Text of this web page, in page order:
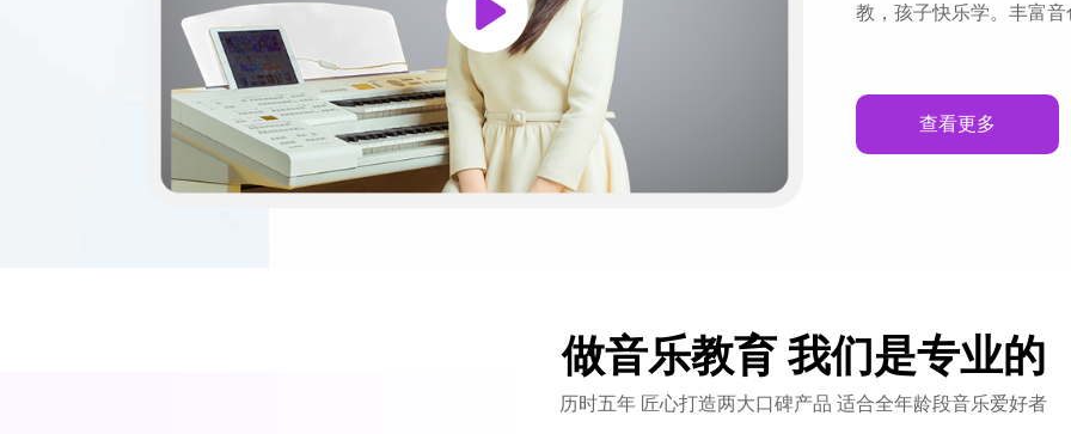
教，孩子快乐学。丰富
查看更多
做音乐教育 我们是专业的
历时五年 匠心打造两大口碑产品 适合全年龄段音乐爱好者